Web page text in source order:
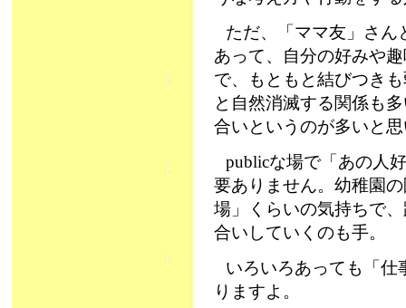
ただ、「ママ友」さん
あって、自分の好みや
で、もともと結びつき
と自然消滅する関係も
合いというのが多いと
publicな場で「あの人
要ありません。幼稚園
場」くらいの気持ちで
合いしていくのも手。
いろいろあっても「仕
りますよ。